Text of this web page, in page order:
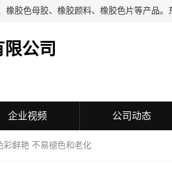
公司
企业视频 公司动态
彩鲜艳 不易褪色和老化